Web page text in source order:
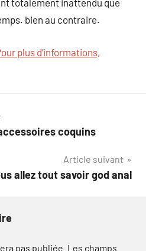
totalement inattendu que
bien au contraire.
plus d’informations,
coquins
Article suivant
allez tout savoir god anal
pas publiée. Les champs